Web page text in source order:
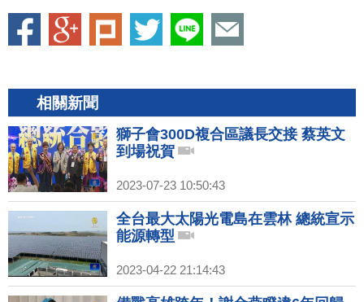
相關新聞
獅子會300D複合區議長交接 蔡英文
到場祝賀
2023-07-23 10:50:43
全台最大太陽光電島在雲林 總統宣示
能源轉型
2023-04-22 21:14:43